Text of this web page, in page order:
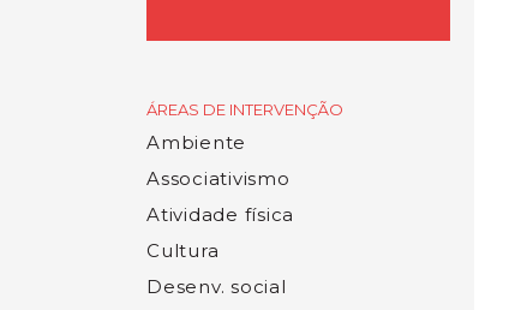
ÁREAS DE INTERVENÇÃO
Ambiente
Associativismo
Atividade física
Cultura
Desenv. social